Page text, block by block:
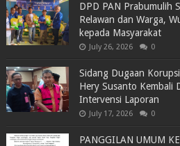
DPD PAN Prabumulih
Relawan dan Warga,
kepada Masyarakat
July 26, 2026 0
Sidang Dugaan
Hery Susanto Kembali
Intervensi Laporan
July 17, 2026 0
PANGGILAN UMUM